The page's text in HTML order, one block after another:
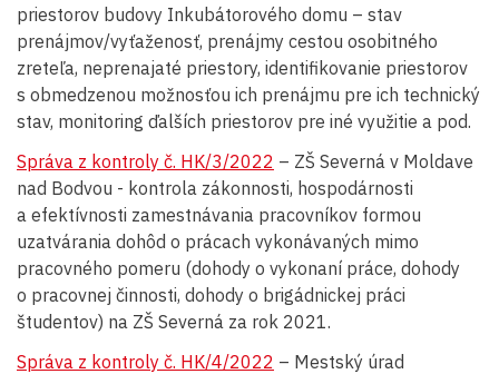
priestorov budovy Inkubátorového domu – stav
prenájmov/vyťaženosť, prenájmy cestou osobitného
zreteľa, neprenajaté priestory, identifikovanie priestorov
s obmedzenou možnosťou ich prenájmu pre ich technický
stav, monitoring ďalších priestorov pre iné využitie a pod.
Správa z kontroly č. HK/3/2022 – ZŠ Severná v Moldave
nad Bodvou - kontrola zákonnosti, hospodárnosti
a efektívnosti zamestnávania pracovníkov formou
uzatvárania dohôd o prácach vykonávaných mimo
pracovného pomeru (dohody o vykonaní práce, dohody
o pracovnej činnosti, dohody o brigádnickej práci
študentov) na ZŠ Severná za rok 2021.
Správa z kontroly č. HK/4/2022 – Mestský úrad